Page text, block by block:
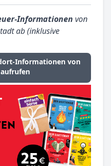
Informationen von
ab (inklusive
Informationen von